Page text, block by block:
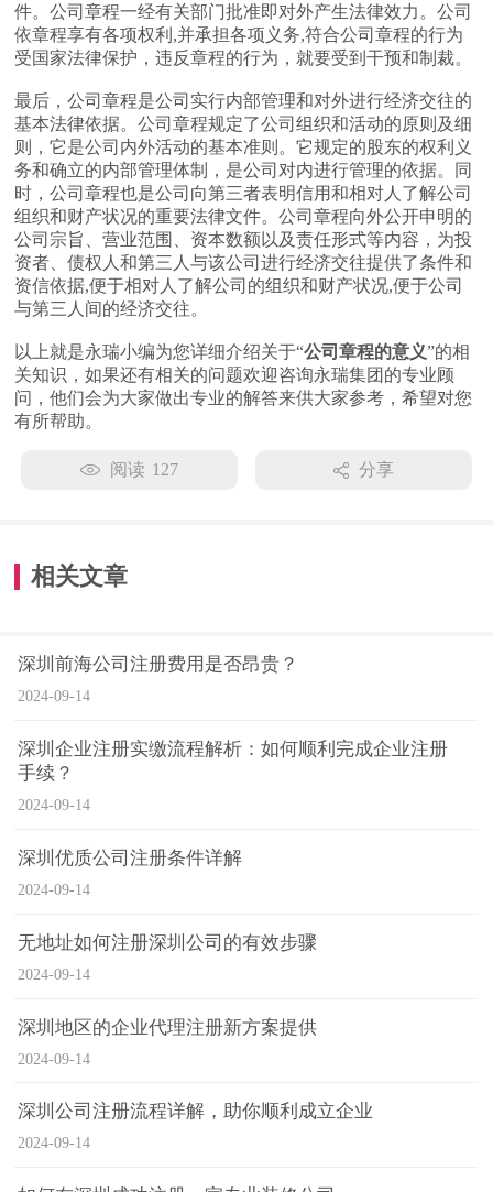
件。公司章程一经有关部门批准即对外产生法律效力。公司
依章程享有各项权利,并承担各项义务,符合公司章程的行为
受国家法律保护，违反章程的行为，就要受到干预和制裁。
最后，公司章程是公司实行内部管理和对外进行经济交往的
基本法律依据。公司章程规定了公司组织和活动的原则及细
则，它是公司内外活动的基本准则。它规定的股东的权利义
务和确立的内部管理体制，是公司对内进行管理的依据。同
时，公司章程也是公司向第三者表明信用和相对人了解公司
组织和财产状况的重要法律文件。公司章程向外公开申明的
公司宗旨、营业范围、资本数额以及责任形式等内容，为投
资者、债权人和第三人与该公司进行经济交往提供了条件和
资信依据,便于相对人了解公司的组织和财产状况,便于公司
与第三人间的经济交往。
以上就是永瑞小编为您详细介绍关于“公司章程的意义”的相
关知识，如果还有相关的问题欢迎咨询永瑞集团的专业顾
问，他们会为大家做出专业的解答来供大家参考，希望对您
有所帮助。
阅读 127 分享
相关文章
深圳前海公司注册费用是否昂贵？
2024-09-14
深圳企业注册实缴流程解析：如何顺利完成企业注册
手续？
2024-09-14
深圳优质公司注册条件详解
2024-09-14
无地址如何注册深圳公司的有效步骤
2024-09-14
深圳地区的企业代理注册新方案提供
2024-09-14
深圳公司注册流程详解，助你顺利成立企业
2024-09-14